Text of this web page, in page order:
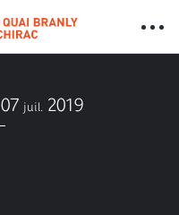
07 juil. 2019